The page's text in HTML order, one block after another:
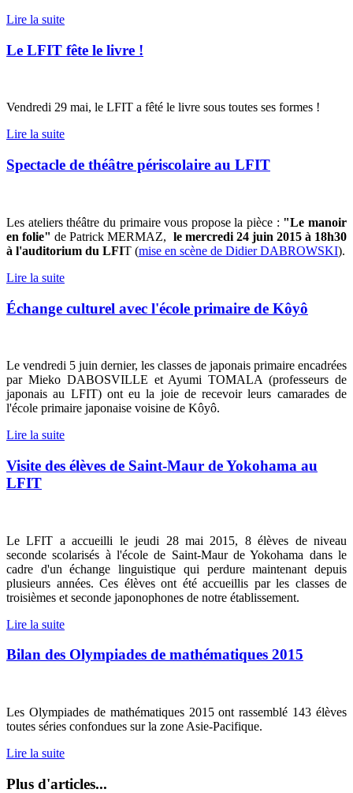
Lire la suite
Le LFIT fête le livre !
Vendredi 29 mai, le LFIT a fêté le livre sous toutes ses formes !
Lire la suite
Spectacle de théâtre périscolaire au LFIT
Les ateliers théâtre du primaire vous propose la pièce : "Le manoir
en folie" de Patrick MERMAZ, le mercredi 24 juin 2015 à 18h30
à l'auditorium du LFIT (mise en scène de Didier DABROWSKI).
Lire la suite
Échange culturel avec l'école primaire de Kôyô
Le vendredi 5 juin dernier, les classes de japonais primaire encadrées
par Mieko DABOSVILLE et Ayumi TOMALA (professeurs de
japonais au LFIT) ont eu la joie de recevoir leurs camarades de
l'école primaire japonaise voisine de Kôyô.
Lire la suite
Visite des élèves de Saint-Maur de Yokohama au
LFIT
Le LFIT a accueilli le jeudi 28 mai 2015, 8 élèves de niveau
seconde scolarisés à l'école de Saint-Maur de Yokohama dans le
cadre d'un échange linguistique qui perdure maintenant depuis
plusieurs années. Ces élèves ont été accueillis par les classes de
troisièmes et seconde japonophones de notre établissement.
Lire la suite
Bilan des Olympiades de mathématiques 2015
Les Olympiades de mathématiques 2015 ont rassemblé 143 élèves
toutes séries confondues sur la zone As​​i​e-Pacifiqu​e.
Lire la suite
Plus d'articles...